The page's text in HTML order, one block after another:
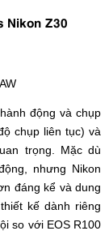
Nikon Z30
động và chụp
chụp liên tục) và
trọng. Mặc dù
nhưng Nikon
đáng kể và dung
kế dành riêng
so với EOS R100